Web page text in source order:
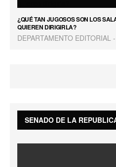
¿QUÉ TAN JUGOSOS SON LOS
QUIEREN DIRIGIRLA?
DEPARTAMENTO EDITORIAL
SENADO DE LA